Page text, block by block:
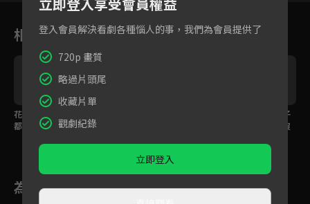
2 3
相關花絮
花絮｜場景帥到連原著
都驚嘆！導演領特效團
花絮｜每個人的黑盒子
都是不同故事！生命沒
為您推薦
登入會員解決看劇各種惱人的事，我們為會員提供了
720p 畫質
略過片頭尾
收藏片單
觀劇紀錄
立即登入